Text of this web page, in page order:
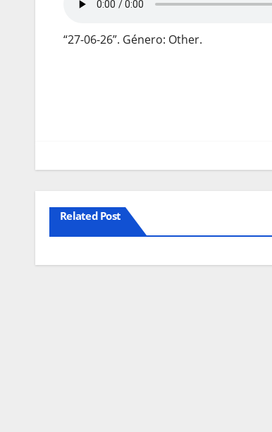
“27-06-26”. Género: Other.
Related Post